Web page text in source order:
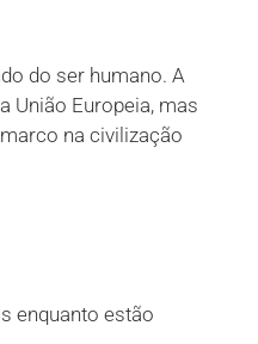
do ser humano. A
União Europeia, mas
na civilização
enquanto estão